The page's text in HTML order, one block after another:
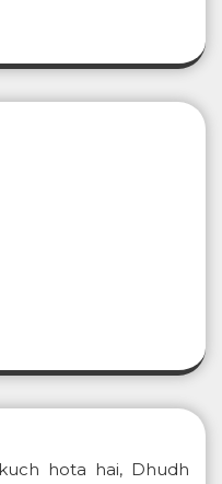
hota hai, Dhudh